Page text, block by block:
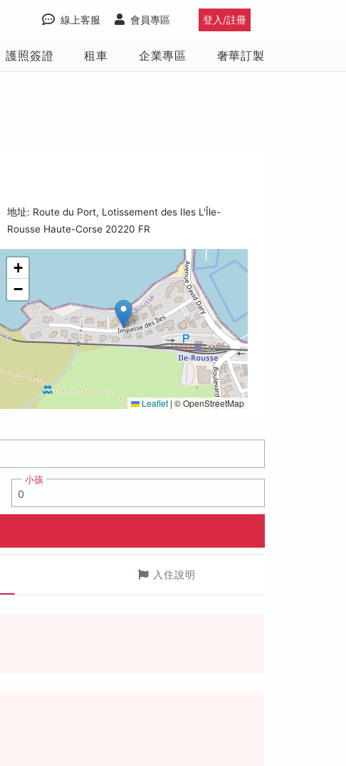
登入/註冊
會員專區
線上客服
護照簽證 租車 企業專區 奢華訂製
地址: Route du Port, Lotissement des Iles L'Île-
Rousse Haute-Corse 20220 FR
+
−
Leaflet | © OpenStreetMap
小孩
入住說明